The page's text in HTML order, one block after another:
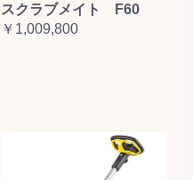
スクラブメイト F60
￥1,009,800